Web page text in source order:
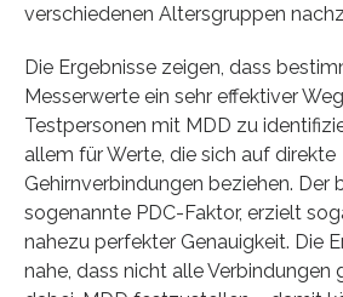
verschiedenen Altersgruppen
Die Ergebnisse zeigen, dass
Messerwerte ein sehr effektiver
Testpersonen mit MDD zu
allem für Werte, die sich auf direkte
Gehirnverbindungen beziehen. Der
sogenannte PDC-Faktor, erzielt
nahezu perfekter Genauigkeit. Die
nahe, dass nicht alle Verbindungen